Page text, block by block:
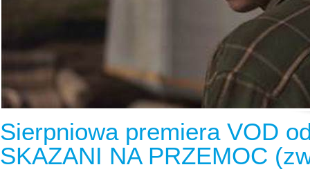
Sierpniowa premiera VOD
SKAZANI NA PRZEMOC